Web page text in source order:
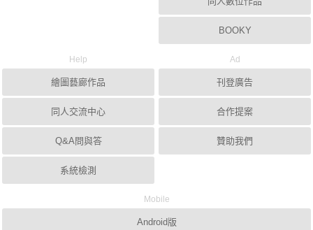
BOOKY
Help
繪圖藝廊作品
同人交流中心
Q&A問與答
系統檢測
Ad
刊登廣告
合作提案
贊助我們
Mobile
Android版